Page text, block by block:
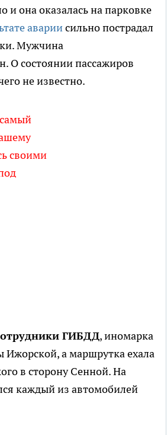
и она оказалась на парковке
авариисильно пострадал
Мужчина
О состоянии пассажиров
не известно.
своими
ГИБДД, иномарка
Ижорской, а маршрутка ехала
в сторону Сенной. На
каждый из автомобилей